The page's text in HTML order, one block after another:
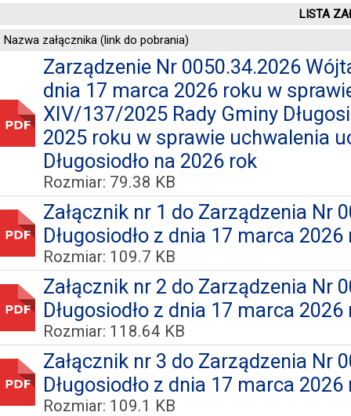
LISTA
Nazwa załącznika (link do pobrania)
Zarządzenie Nr 0050.34.2026
dnia 17 marca 2026 roku w
XIV/137/2025 Rady Gminy
2025 roku w sprawie uchwalenia
Długosiodło na 2026 rok
Rozmiar: 79.38 KB
Załącznik nr 1 do Zarządzenia Nr
Długosiodło z dnia 17 marca 2026
Rozmiar: 109.7 KB
Załącznik nr 2 do Zarządzenia Nr
Długosiodło z dnia 17 marca 2026
Rozmiar: 118.64 KB
Załącznik nr 3 do Zarządzenia Nr
Długosiodło z dnia 17 marca 2026
Rozmiar: 109.1 KB